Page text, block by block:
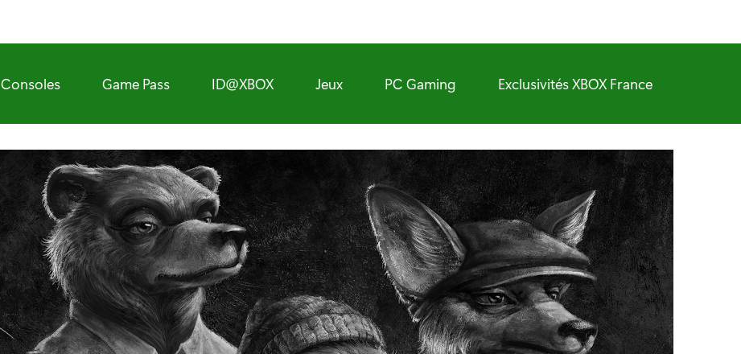
Consoles Game Pass ID@XBOX Jeux PC Gaming Exclusivités XBOX France